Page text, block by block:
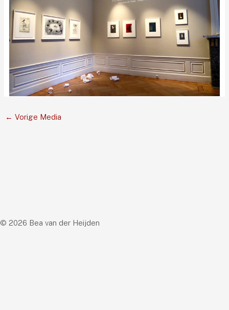
← Vorige Media
© 2026 Bea van der Heijden